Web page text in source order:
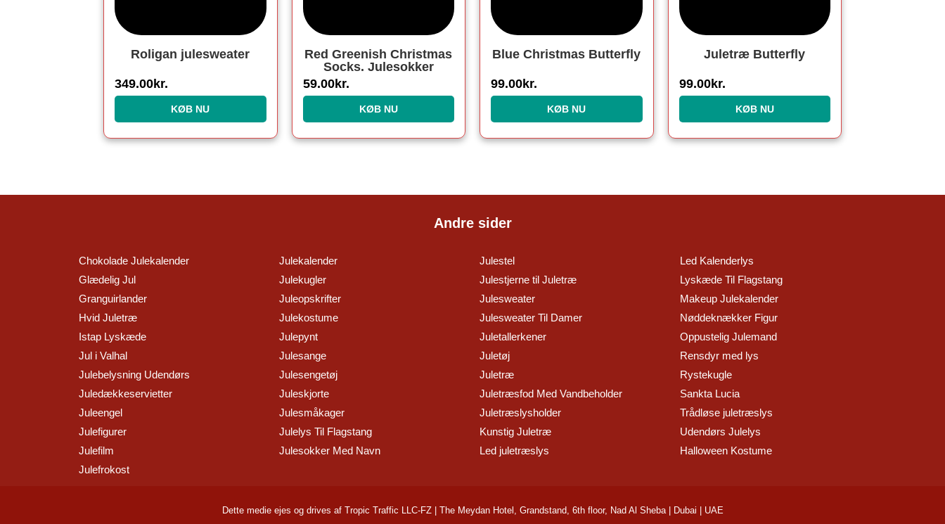
Roligan julesweater
349.00kr.
KØB NU
Red Greenish Christmas
Socks. Julesokker
59.00kr.
KØB NU
Blue Christmas Butterfly
99.00kr.
KØB NU
Juletræ Butterfly
99.00kr.
KØB NU
Andre sider
Chokolade Julekalender
Glædelig Jul
Granguirlander
Hvid Juletræ
Istap Lyskæde
Jul i Valhal
Julebelysning Udendørs
Juledækkeservietter
Juleengel
Julefigurer
Julefilm
Julefrokost
Julekalender
Julekugler
Juleopskrifter
Julekostume
Julepynt
Julesange
Julesengetøj
Juleskjorte
Julesmåkager
Julelys Til Flagstang
Julesokker Med Navn
Julestel
Julestjerne til Juletræ
Julesweater
Julesweater Til Damer
Juletallerkener
Juletøj
Juletræ
Juletræsfod Med Vandbeholder
Juletræslysholder
Kunstig Juletræ
Led juletræslys
Led Kalenderlys
Lyskæde Til Flagstang
Makeup Julekalender
Nøddeknækker Figur
Oppustelig Julemand
Rensdyr med lys
Rystekugle
Sankta Lucia
Trådløse juletræslys
Udendørs Julelys
Halloween Kostume
Dette medie ejes og drives af Tropic Traffic LLC-FZ | The Meydan Hotel, Grandstand, 6th floor, Nad Al Sheba | Dubai | UAE